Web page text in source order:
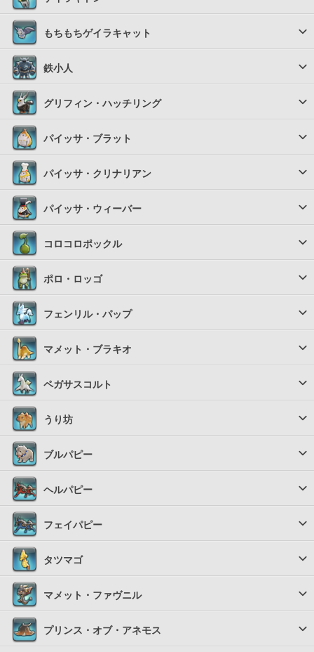
もちもちゲイラキャット
鉄小人
グリフィン・ハッチリング
パイッサ・ブラット
パイッサ・クリナリアン
パイッサ・ウィーバー
コロコロポックル
ポロ・ロッゴ
フェンリル・パップ
マメット・ブラキオ
ペガサスコルト
うり坊
ブルパピー
ヘルパピー
フェイパピー
タツマゴ
マメット・ファヴニル
プリンス・オブ・アネモス